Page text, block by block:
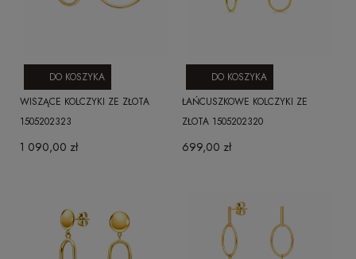
WISZĄCE KOLCZYKI ZE ZŁOTA
1505202323
1 090,00 zł
DO KOSZYKA
ŁAŃCUSZKOWE KOLCZYKI ZE
ZŁOTA 1505202320
699,00 zł
DO KOSZYKA